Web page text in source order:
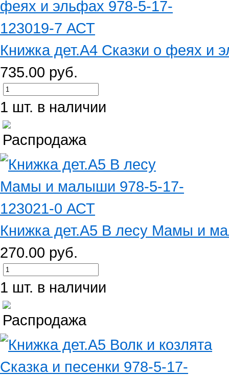
Книжка дет.А4 Сказки о феях и
735.00 руб.
1 шт. в наличии
Книжка дет.А5 В лесу Мамы и
270.00 руб.
1 шт. в наличии